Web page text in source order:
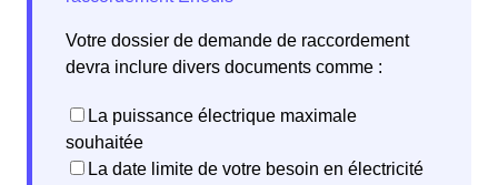
Votre dossier de demande de raccordement
devra inclure divers documents comme :
La puissance électrique maximale
souhaitée
La date limite de votre besoin en électricité